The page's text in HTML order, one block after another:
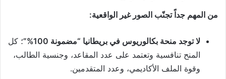
من المهم جداً تجنّب الصور غير الواقعية:
لا توجد منحة بكالوريوس في بريطانيا “مضمونة 100%”
؛ كل
المنح تنافسية وتعتمد على عدد المقاعد، وجنسية الطالب،
وقوة الملف الأكاديمي، وعدد المتقدمين.